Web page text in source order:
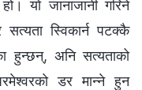
यो जानाजानी गरिने
स्विकार्न पटक्कै
हुन्छन्, अनि सत्यताको
डर मान्‍ने हुन